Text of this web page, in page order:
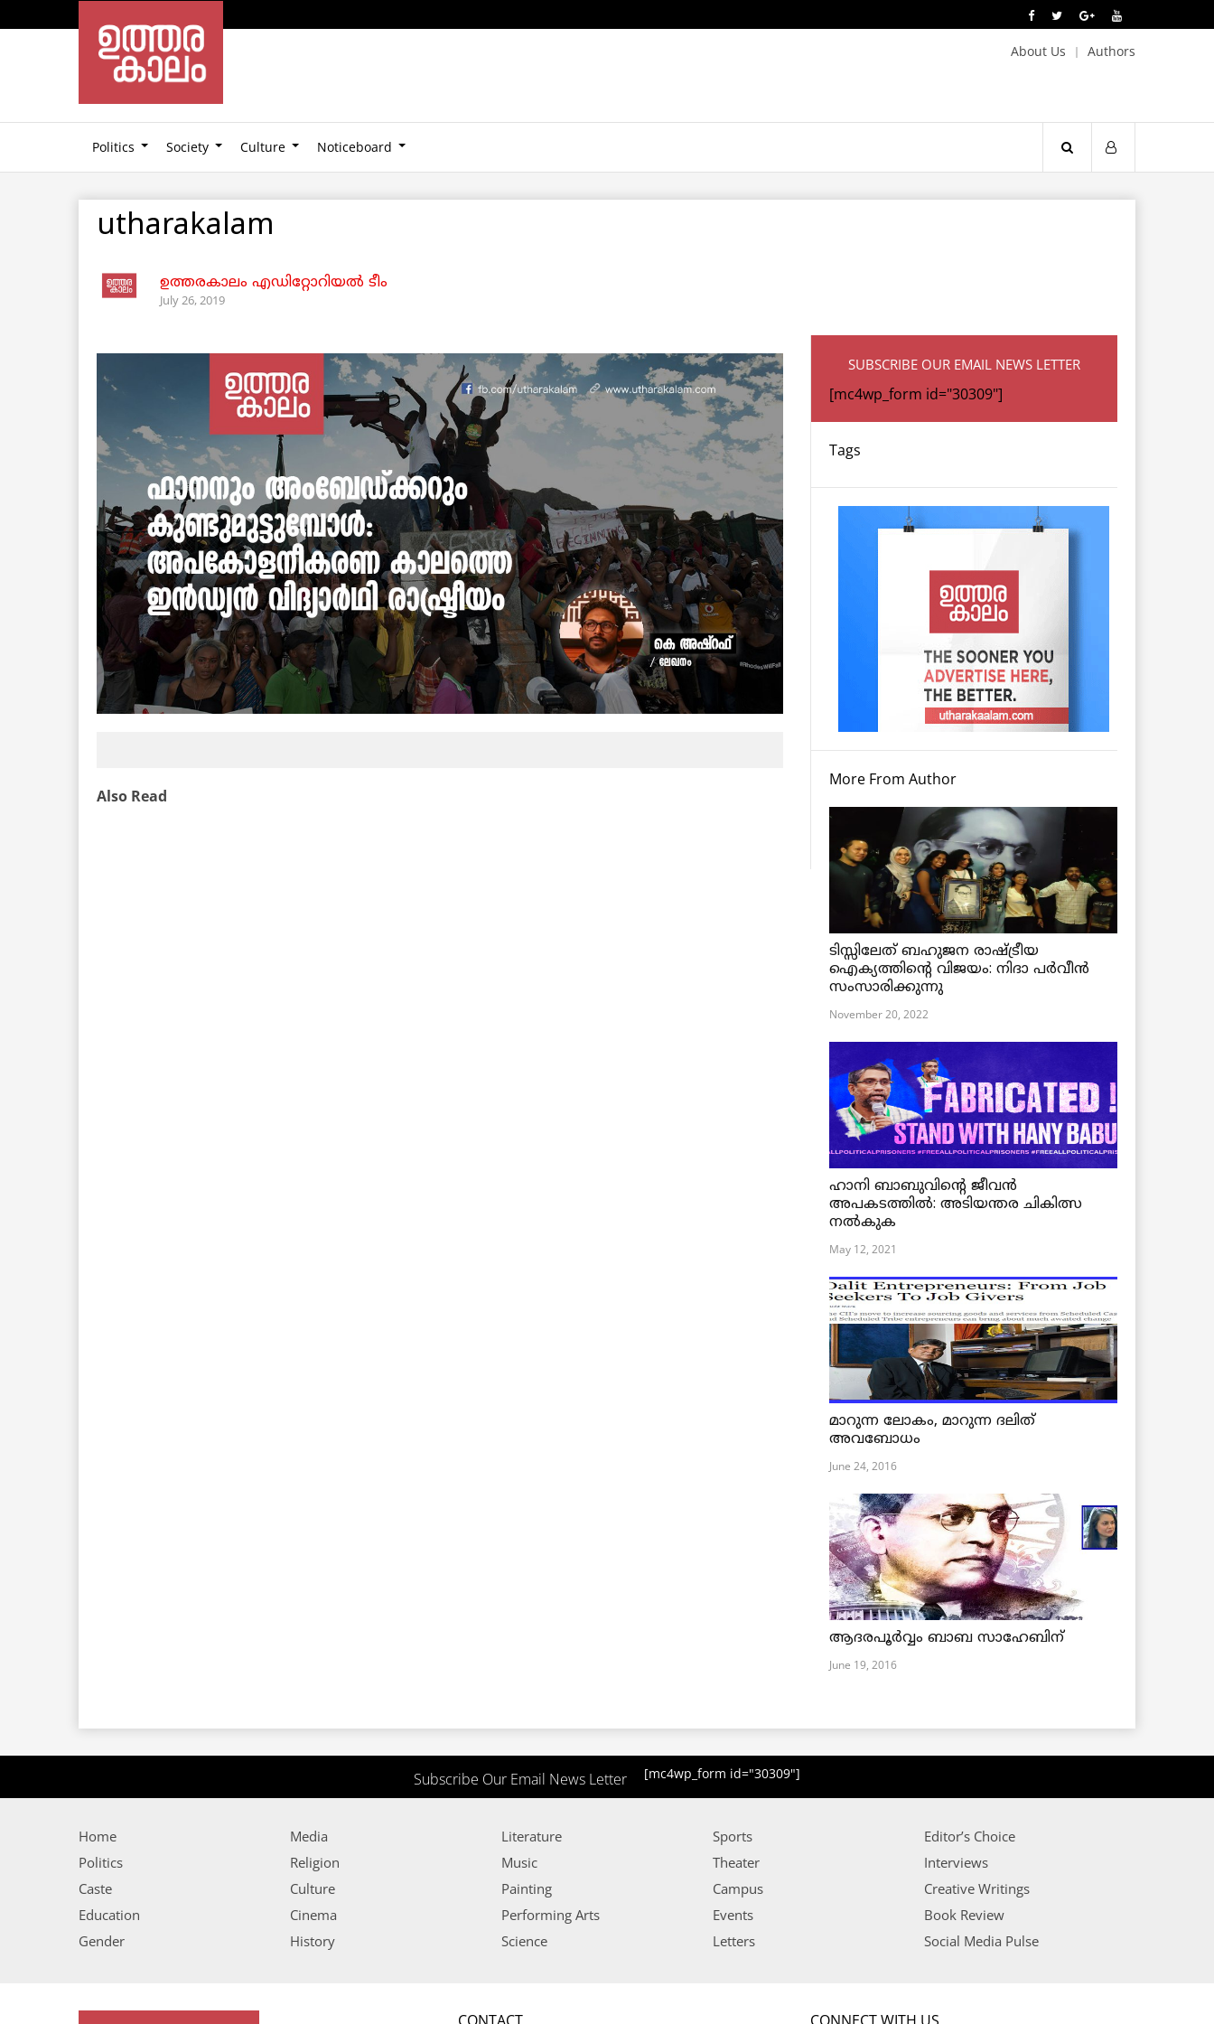
About Us Authors
Politics Society Culture Noticeboard
utharakalam
ഉത്തരകാലം എഡിറ്റോറിയല്‍ ടീം
July 26, 2019
Also Read
SUBSCRIBE OUR EMAIL NEWS LETTER
[mc4wp_form id="30309"]
Tags
More From Author
ടിസ്സിലേത് ബഹുജന രാഷ്ട്രീയ
ഐക്യത്തിന്റെ വിജയം: നിദാ പർവീൻ
സംസാരിക്കുന്നു
November 20, 2022
ഹാനി ബാബുവിന്റെ ജീവൻ
അപകടത്തിൽ: അടിയന്തര ചികിത്സ
നൽകുക
May 12, 2021
മാറുന്ന ലോകം, മാറുന്ന ദലിത്
അവബോധം
June 24, 2016
ആദരപൂര്‍വ്വം ബാബ സാഹേബിന്
June 19, 2016
Subscribe Our Email News Letter [mc4wp_form id="30309"]
Home
Politics
Caste
Education
Gender
Media
Religion
Culture
Cinema
History
Literature
Music
Painting
Performing Arts
Science
Sports
Theater
Campus
Events
Letters
Editor’s Choice
Interviews
Creative Writings
Book Review
Social Media Pulse